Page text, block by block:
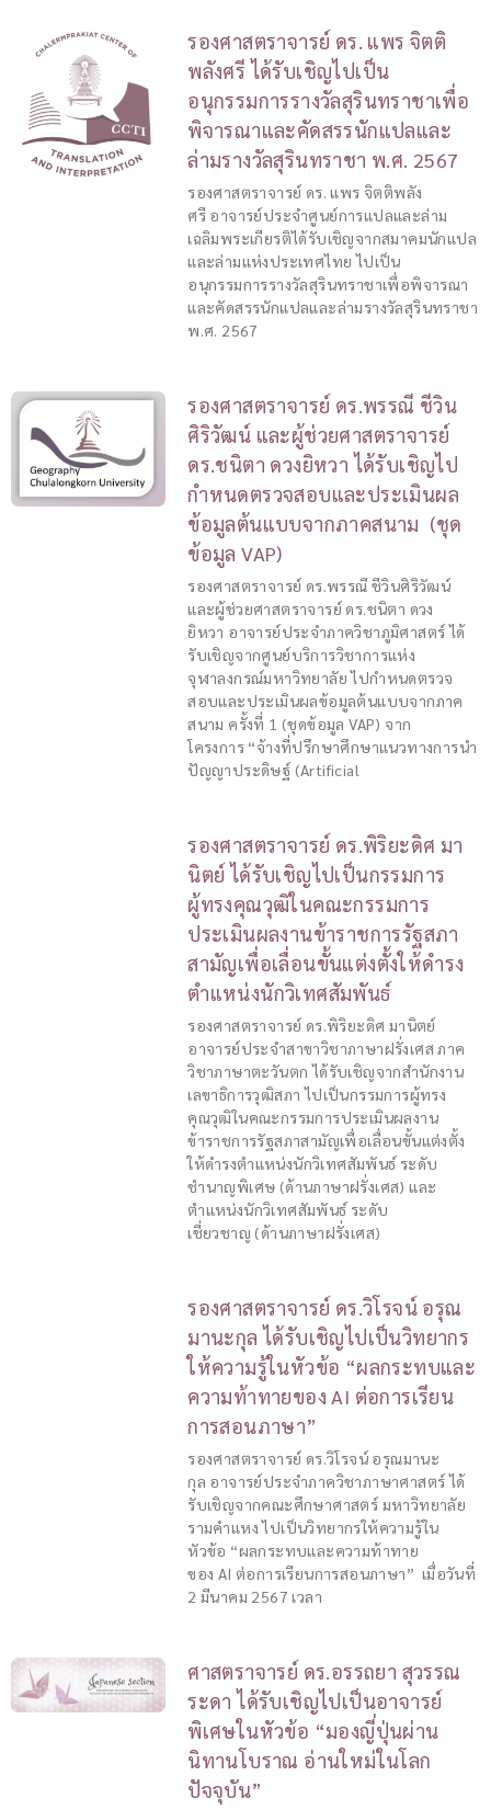
รองศาสตราจารย์ ดร. แพร จิตติ
พลังศรี ได้รับเชิญไปเป็น
อนุกรรมการรางวัลสุรินทราชาเพื่อ
พิจารณาและคัดสรรนักแปลและ
ล่ามรางวัลสุรินทราชา พ.ศ. 2567
รองศาสตราจารย์ ดร. แพร จิตติพลัง
ศรี อาจารย์ประจำศูนย์การแปลและล่าม
เฉลิมพระเกียรติได้รับเชิญจากสมาคมนักแปล
และล่ามแห่งประเทศไทย ไปเป็น
อนุกรรมการรางวัลสุรินทราชาเพื่อพิจารณา
และคัดสรรนักแปลและล่ามรางวัลสุรินทราชา
พ.ศ. 2567
รองศาสตราจารย์ ดร.พรรณี ชีวิน
ศิริวัฒน์ และผู้ช่วยศาสตราจารย์
ดร.ชนิตา ดวงยิหวา ได้รับเชิญไป
กำหนดตรวจสอบและประเมินผล
ข้อมูลต้นแบบจากภาคสนาม (ชุด
ข้อมูล VAP)
รองศาสตราจารย์ ดร.พรรณี ชีวินศิริวัฒน์
และผู้ช่วยศาสตราจารย์ ดร.ชนิตา ดวง
ยิหวา อาจารย์ประจำภาควิชาภูมิศาสตร์ ได้
รับเชิญจากศูนย์บริการวิชาการแห่ง
จุฬาลงกรณ์มหาวิทยาลัย ไปกำหนดตรวจ
สอบและประเมินผลข้อมูลต้นแบบจากภาค
สนาม ครั้งที่ 1 (ชุดข้อมูล VAP) จาก
โครงการ “จ้างที่ปรึกษาศึกษาแนวทางการนำ
ปัญญาประดิษฐ์ (Artificial
รองศาสตราจารย์ ดร.พิริยะดิศ มา
นิตย์ ได้รับเชิญไปเป็นกรรมการ
ผู้ทรงคุณวุฒิในคณะกรรมการ
ประเมินผลงานข้าราชการรัฐสภา
สามัญเพื่อเลื่อนขั้นแต่งตั้งให้ดำรง
ตำแหน่งนักวิเทศสัมพันธ์
รองศาสตราจารย์ ดร.พิริยะดิศ มานิตย์
อาจารย์ประจำสาขาวิชาภาษาฝรั่งเศส ภาค
วิชาภาษาตะวันตก ได้รับเชิญจากสำนักงาน
เลขาธิการวุฒิสภา ไปเป็นกรรมการผู้ทรง
คุณวุฒิในคณะกรรมการประเมินผลงาน
ข้าราชการรัฐสภาสามัญเพื่อเลื่อนขั้นแต่งตั้ง
ให้ดำรงตำแหน่งนักวิเทศสัมพันธ์ ระดับ
ชำนาญพิเศษ (ด้านภาษาฝรั่งเศส) และ
ตำแหน่งนักวิเทศสัมพันธ์ ระดับ
เชี่ยวชาญ (ด้านภาษาฝรั่งเศส)
รองศาสตราจารย์ ดร.วิโรจน์ อรุณ
มานะกุล ได้รับเชิญไปเป็นวิทยากร
ให้ความรู้ในหัวข้อ “ผลกระทบและ
ความท้าทายของ AI ต่อการเรียน
การสอนภาษา”
รองศาสตราจารย์ ดร.วิโรจน์ อรุณมานะ
กุล อาจารย์ประจำภาควิชาภาษาศาสตร์ ได้
รับเชิญจากคณะศึกษาศาสตร์ มหาวิทยาลัย
รามคำแหง ไปเป็นวิทยากรให้ความรู้ใน
หัวข้อ “ผลกระทบและความท้าทาย
ของ AI ต่อการเรียนการสอนภาษา” เมื่อวันที่
2 มีนาคม 2567 เวลา
ศาสตราจารย์ ดร.อรรถยา สุวรรณ
ระดา ได้รับเชิญไปเป็นอาจารย์
พิเศษในหัวข้อ “มองญี่ปุ่นผ่าน
นิทานโบราณ อ่านใหม่ในโลก
ปัจจุบัน”